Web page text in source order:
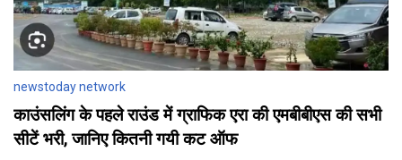
newstoday network
काउंसलिंग के पहले राउंड में ग्राफिक एरा की एमबीबीएस की सभी
सीटें भरी, जानिए कितनी गयी कट ऑफ